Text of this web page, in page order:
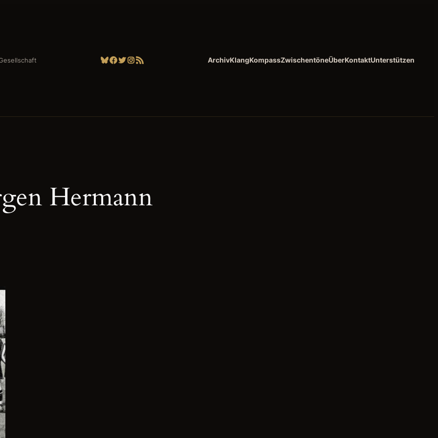
Bluesky
Facebook
Twitter
Instagram
RSS-Feed ArchivKlangKompassZwischentöneÜberKontaktUnterstützen
Hermann